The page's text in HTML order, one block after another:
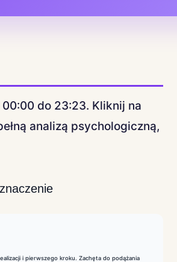
do 23:23. Kliknij na
analizą psychologiczną,
i pierwszego kroku. Zachęta do podążania